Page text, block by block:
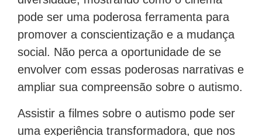
pode ser uma poderosa ferramenta para
promover a conscientização e a mudança
social. Não perca a oportunidade de se
envolver com essas poderosas narrativas e
ampliar sua compreensão sobre o autismo.
Assistir a filmes sobre o autismo pode ser
uma experiência transformadora, que nos